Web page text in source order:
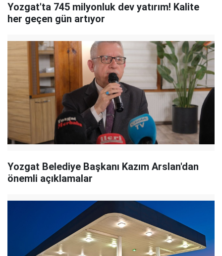
Yozgat'ta 745 milyonluk dev yatırım! Kalite
her geçen gün artıyor
Yozgat Belediye Başkanı Kazım Arslan'dan
önemli açıklamalar